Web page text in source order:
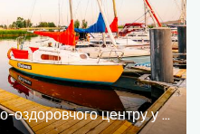
Пристань Спортивно-оздоровчого центру у м. Голенюв «Любчина»